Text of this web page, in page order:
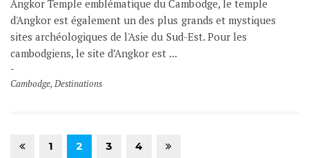
Angkor Temple emblématique du Cambodge, le temple
d'Angkor est également un des plus grands et mystiques
sites archéologiques de l'Asie du Sud-Est. Pour les
cambodgiens, le site d’Angkor est ...
Cambodge,Destinations
1 2 3 4